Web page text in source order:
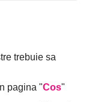
trebuie sa
pagina "Cos"